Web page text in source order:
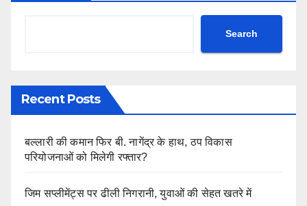
Search
Recent Posts
बल्लारी की कमान फिर बी. नागेंद्र के हाथ, ठप विकास
परियोजनाओं को मिलेगी रफ्तार?
जिम सप्लीमेंट्स पर ढीली निगरानी, युवाओं की सेहत खतरे में